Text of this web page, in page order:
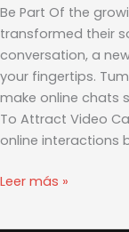
Be Part Of the
transformed their
conversation, a
your fingertips.
make online chats
To Attract Video
online interactions
Knight:
What
Is
Omegle
And
Should
Your
Be
Leer más »